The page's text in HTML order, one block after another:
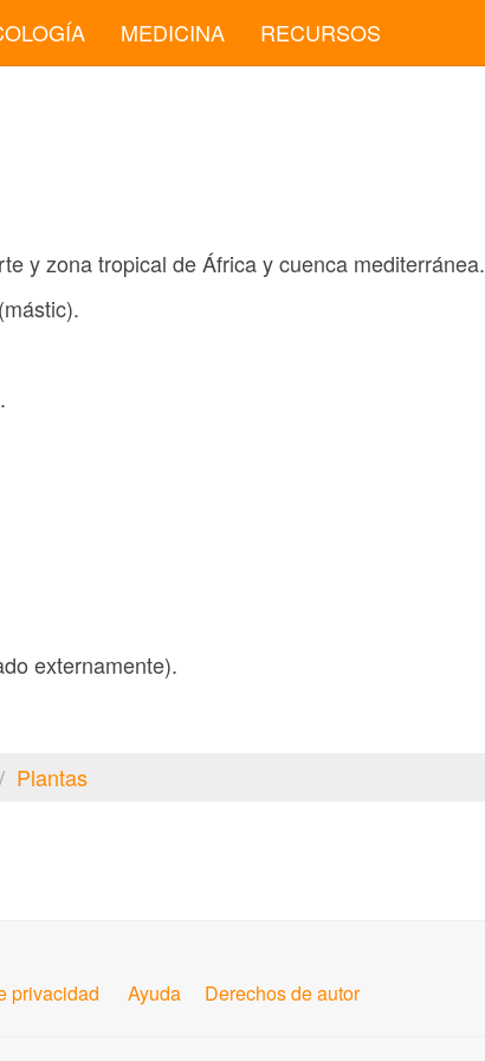
MEDICINA RECURSOS
y zona tropical de África y cuenca mediterránea.
externamente).
Plantas
privacidad Ayuda Derechos de autor